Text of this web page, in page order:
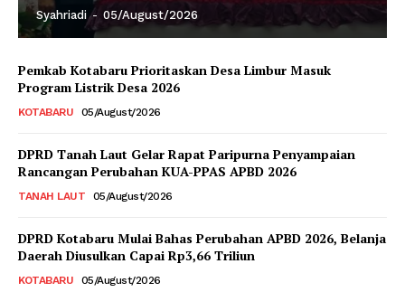
Syahriadi - 05/August/2026
Pemkab Kotabaru Prioritaskan Desa Limbur Masuk
Program Listrik Desa 2026
KOTABARU 05/August/2026
DPRD Tanah Laut Gelar Rapat Paripurna Penyampaian
Rancangan Perubahan KUA-PPAS APBD 2026
TANAH LAUT 05/August/2026
DPRD Kotabaru Mulai Bahas Perubahan APBD 2026, Belanja
Daerah Diusulkan Capai Rp3,66 Triliun
KOTABARU 05/August/2026